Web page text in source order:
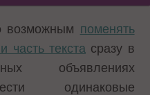
возможным поменять
часть текстасразу в
объявлениях
одинаковые